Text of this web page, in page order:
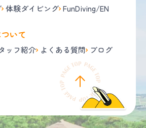
体験ダイビング FunDiving/EN
いて
ッフ紹介 よくある質問 ブログ